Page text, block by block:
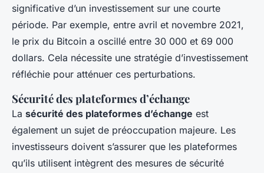
significative d’un investissement sur une courte
période. Par exemple, entre avril et novembre 2021,
le prix du Bitcoin a oscillé entre 30 000 et 69 000
dollars. Cela nécessite une stratégie d’investissement
réfléchie pour atténuer ces perturbations.
Sécurité des plateformes d’échange
La sécurité des plateformes d’échange est
également un sujet de préoccupation majeure. Les
investisseurs doivent s’assurer que les plateformes
qu’ils utilisent intègrent des mesures de sécurité